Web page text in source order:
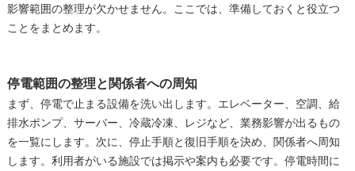
影響範囲の整理が欠かせません。ここでは、準備しておくと役立つ
ことをまとめます。
停電範囲の整理と関係者への周知
まず、停電で止まる設備を洗い出します。エレベーター、空調、給
排水ポンプ、サーバー、冷蔵冷凍、レジなど、業務影響が出るもの
を一覧にします。次に、停止手順と復旧手順を決め、関係者へ周知
します。利用者がいる施設では掲示や案内も必要です。停電時間に